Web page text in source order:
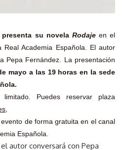
presenta su novela Rodaje en el
Real Academia Española. El autor
Pepa Fernández. La presentación
mayo a las 19 horas en la sede
Puedes reservar plaza
de forma gratuita en el canal
Española.
autor conversará con Pepa